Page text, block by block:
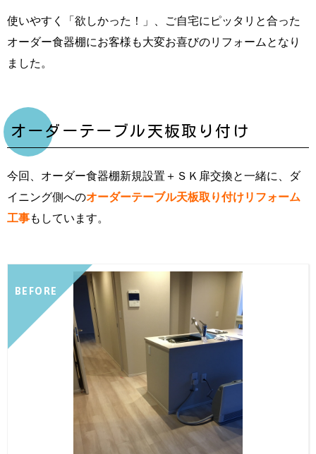
使いやすく「欲しかった！」、ご自宅にピッタリと合った
オーダー食器棚にお客様も大変お喜びのリフォームとなり
ました。
オーダーテーブル天板取り付け
今回、オーダー食器棚新規設置＋ＳＫ扉交換と一緒に、ダ
イニング側へのオーダーテーブル天板取り付けリフォーム
工事もしています。
BEFORE